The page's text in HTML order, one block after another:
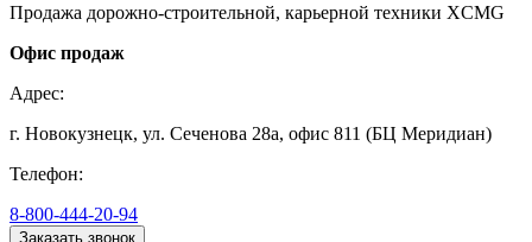
Продажа дорожно-строительной, карьерной техники XCMG
Офис продаж
Адрес:
г. Новокузнецк, ул. Сеченова 28а, офис 811 (БЦ Меридиан)
Телефон:
8-800-444-20-94
Заказать звонок